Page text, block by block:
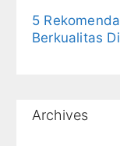
5
Berkualitas
Archives